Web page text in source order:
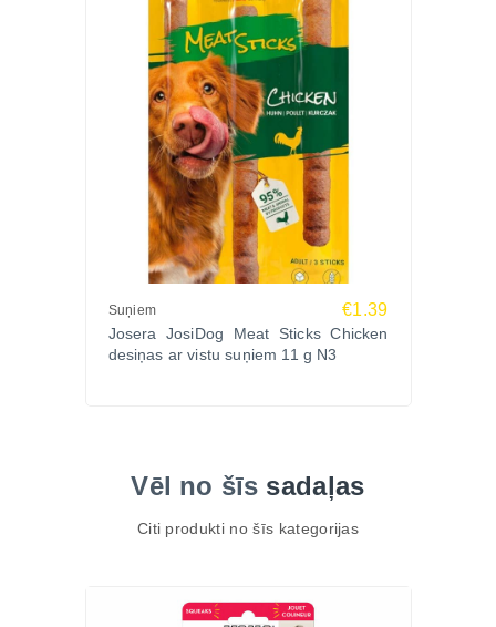
Suņiem €1.39
Josera JosiDog Meat Sticks Chicken
desiņas ar vistu suņiem 11 g N3
Vēl no šīs sadaļas
Citi produkti no šīs kategorijas